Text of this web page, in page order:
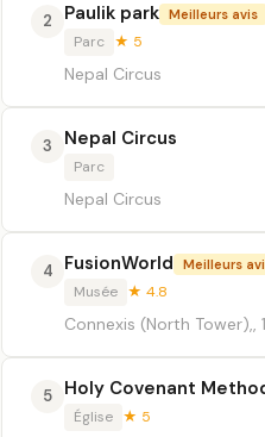
2 Paulik park Meilleurs avis
Parc ★ 5
Nepal Circus
3 Nepal Circus
Parc
Nepal Circus
4 FusionWorld Meilleurs
Musée ★ 4.8
Connexis (North Tower),,
5 Holy Covenant
Église ★ 5